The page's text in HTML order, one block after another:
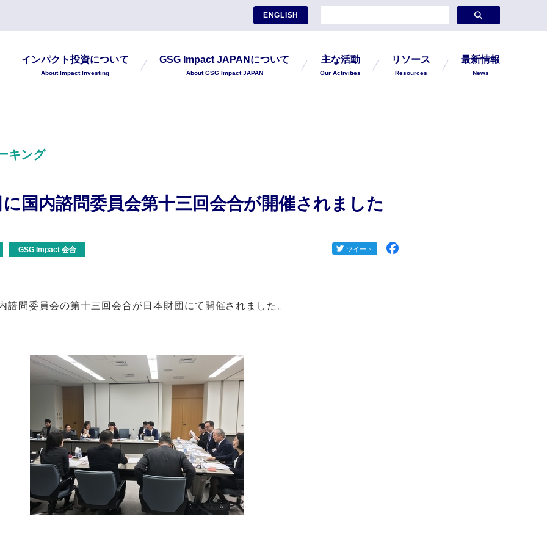
ENGLISH
インパクト投資について
About Impact Investing
GSG Impact JAPANについて
About GSG Impact JAPAN
主な活動
Our Activities
リソース
Resources
最新情報
News
キング
国内諮問委員会第十三回会合が開催されました
GSG Impact 会合
諮問委員会の第十三回会合が日本財団にて開催されました。